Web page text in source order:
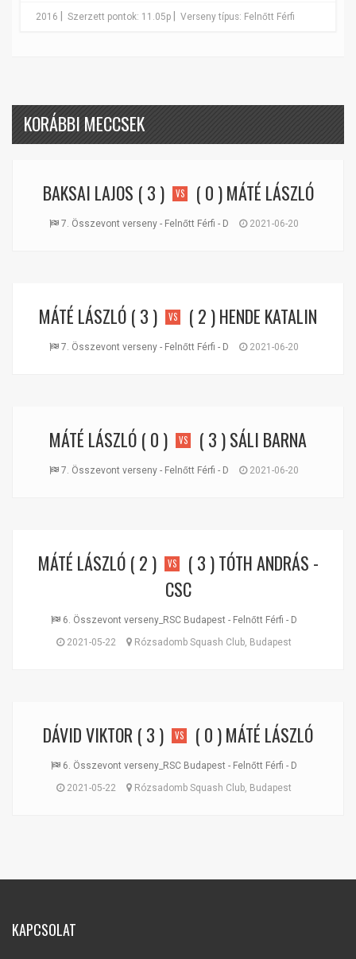
2016 Szerzett pontok: 11.05p Verseny típus: Felnőtt Férfi
KORÁBBI MECCSEK
BAKSAI LAJOS ( 3 ) VS ( 0 )MÁTÉ LÁSZLÓ
7. Összevont verseny - Felnőtt Férfi - D 2021-06-20
MÁTÉ LÁSZLÓ ( 3 ) VS ( 2 )HENDE KATALIN
7. Összevont verseny - Felnőtt Férfi - D 2021-06-20
MÁTÉ LÁSZLÓ ( 0 ) VS ( 3 )SÁLI BARNA
7. Összevont verseny - Felnőtt Férfi - D 2021-06-20
MÁTÉ LÁSZLÓ( 2 ) VS ( 3 )TÓTH ANDRÁS -
CSC
6. Összevont verseny_RSC Budapest - Felnőtt Férfi - D
2021-05-22
Rózsadomb Squash Club, Budapest
DÁVID VIKTOR ( 3 ) VS ( 0 )MÁTÉ LÁSZLÓ
6. Összevont verseny_RSC Budapest - Felnőtt Férfi - D
2021-05-22
Rózsadomb Squash Club, Budapest
KAPCSOLAT